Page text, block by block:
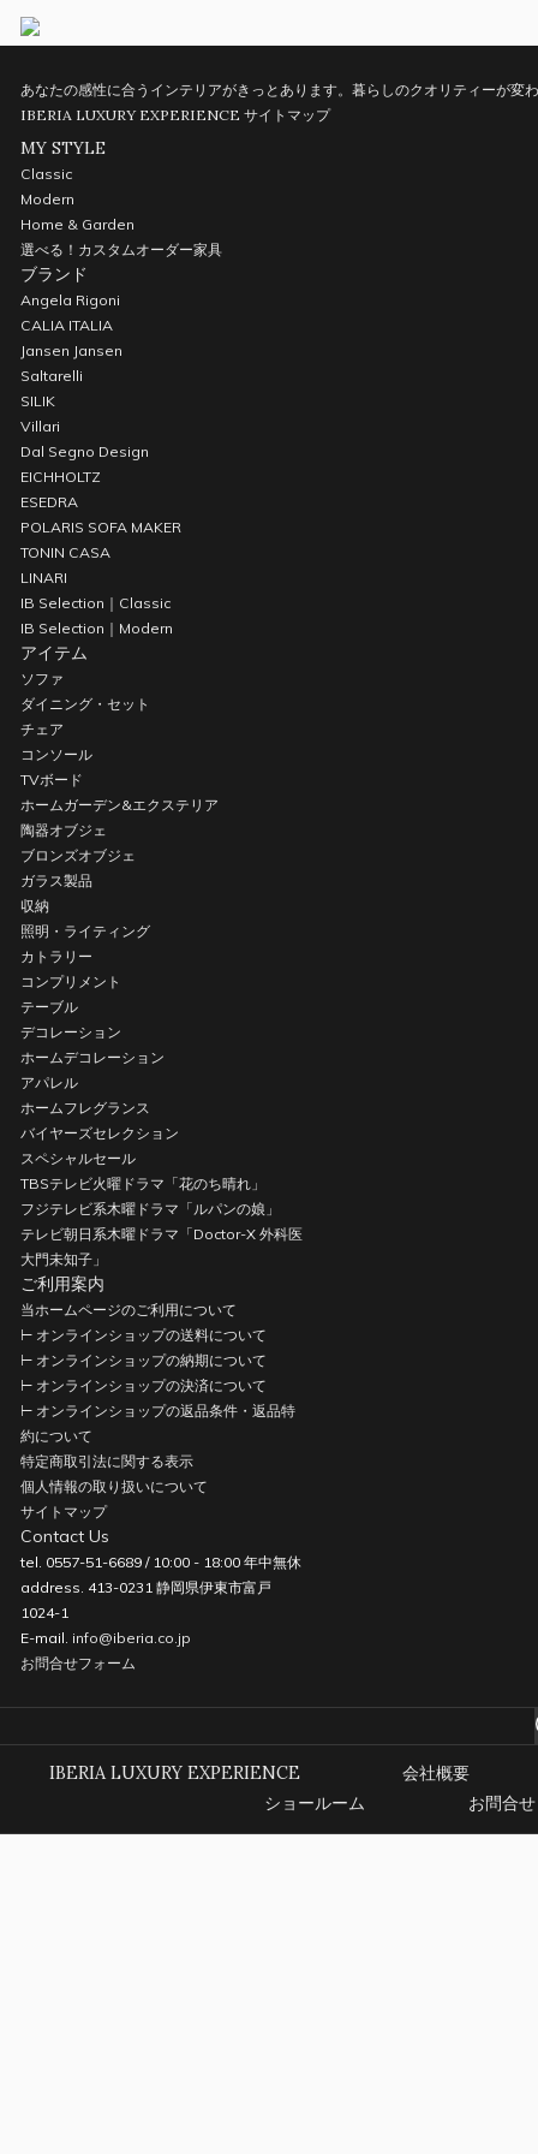
あなたの感性に合うインテリアがきっとあります。暮らしのクオリティーが変
IBERIA LUXURY EXPERIENCE サイトマップ
MY STYLE
Classic
Modern
Home & Garden
選べる！カスタムオーダー家具
ブランド
Angela Rigoni
CALIA ITALIA
Jansen Jansen
Saltarelli
SILIK
Villari
Dal Segno Design
EICHHOLTZ
ESEDRA
POLARIS SOFA MAKER
TONIN CASA
LINARI
IB Selection｜Classic
IB Selection｜Modern
アイテム
ソファ
ダイニング・セット
チェア
コンソール
TVボード
ホームガーデン&エクステリア
陶器オブジェ
ブロンズオブジェ
ガラス製品
収納
照明・ライティング
カトラリー
コンプリメント
テーブル
デコレーション
ホームデコレーション
アパレル
ホームフレグランス
バイヤーズセレクション
スペシャルセール
TBSテレビ火曜ドラマ「花のち晴れ」
フジテレビ系木曜ドラマ「ルパンの娘」
テレビ朝日系木曜ドラマ「Doctor-X 外科医
大門未知子」
ご利用案内
当ホームページのご利用について
⊢ オンラインショップの送料について
⊢ オンラインショップの納期について
⊢ オンラインショップの決済について
⊢ オンラインショップの返品条件・返品特
約について
特定商取引法に関する表示
個人情報の取り扱いについて
サイトマップ
Contact Us
tel. 0557-51-6689 / 10:00 - 18:00 年中無休
address. 413-0231 静岡県伊東市富戸
1024-1
E-mail. info@iberia.co.jp
お問合せフォーム
IBERIA LUXURY EXPERIENCE
会社概要
ショールーム
お問合せ